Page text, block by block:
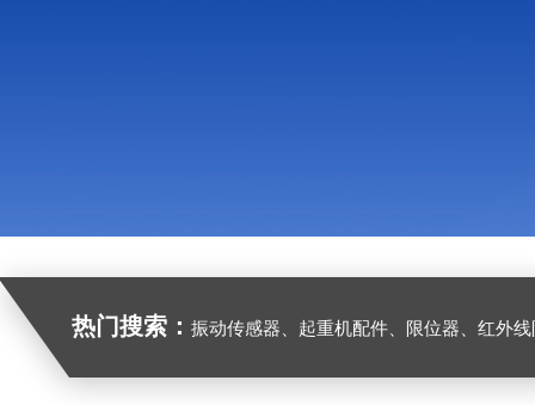
热门搜索： 振动传感器、起重机配件、限位器、红外线防撞器